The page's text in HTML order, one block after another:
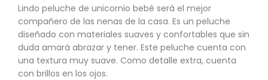
Lindo peluche de unicornio bebé será el mejor
compañero de las nenas de la casa. Es un peluche
diseñado con materiales suaves y confortables que sin
duda amará abrazar y tener. Este peluche cuenta con
una textura muy suave. Como detalle extra, cuenta
con brillos en los ojos.